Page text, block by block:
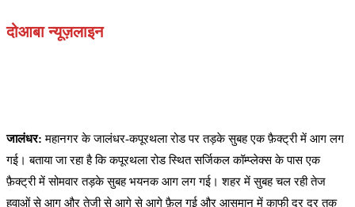
दोआबा न्यूज़लाइन
जालंधर: महानगर के जालंधर-कपूरथला रोड पर तड़के सुबह एक फ़ैक्ट्री में आग लग
गई। बताया जा रहा है कि कपूरथला रोड स्थित सर्जिकल कॉम्प्लेक्स के पास एक
फ़ैक्ट्री में सोमवार तड़के सुबह भयनक आग लग गई। शहर में सुबह चल रही तेज
हवाओं से आग और तेजी से आगे से आगे फ़ैल गई और आसमान में काफी दूर दूर तक